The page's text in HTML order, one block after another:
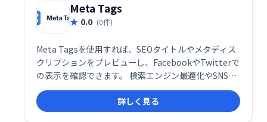
Meta Tags
0.0 (0件)
Meta Tagsを使用すれば、SEOタイトルやメタディス
クリプションをプレビューし、FacebookやTwitterで
の表示を確認できます。 検索エンジン最適化やSNSで
のシェア効果を事前に確認することで、より効果的な
コンテンツ作成を支援します。 Webサイトの表示を最
適化し、集客効果の向上を目指せます。
詳しく見る